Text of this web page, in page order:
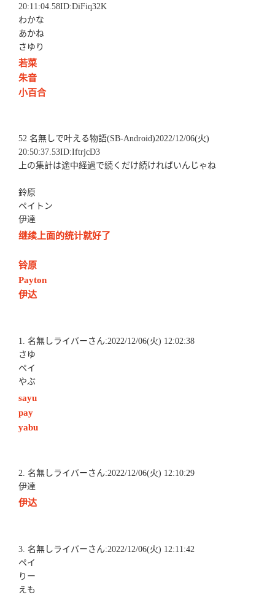
20:11:04.58ID:DiFiq32K
わかな
あかね
さゆり
若菜
朱音
小百合
52 名無しで叶える物語(SB-Android)2022/12/06(火)
20:50:37.53ID:IftrjcD3
上の集計は途中経過で続くだけ続ければいんじゃね
鈴原
ペイトン
伊達
继续上面的统计就好了
铃原
Payton
伊达
1. 名無しライバーさん:2022/12/06(火) 12:02:38
さゆ
ペイ
やぶ
sayu
pay
yabu
2. 名無しライバーさん:2022/12/06(火) 12:10:29
伊達
伊达
3. 名無しライバーさん:2022/12/06(火) 12:11:42
ペイ
りー
えも